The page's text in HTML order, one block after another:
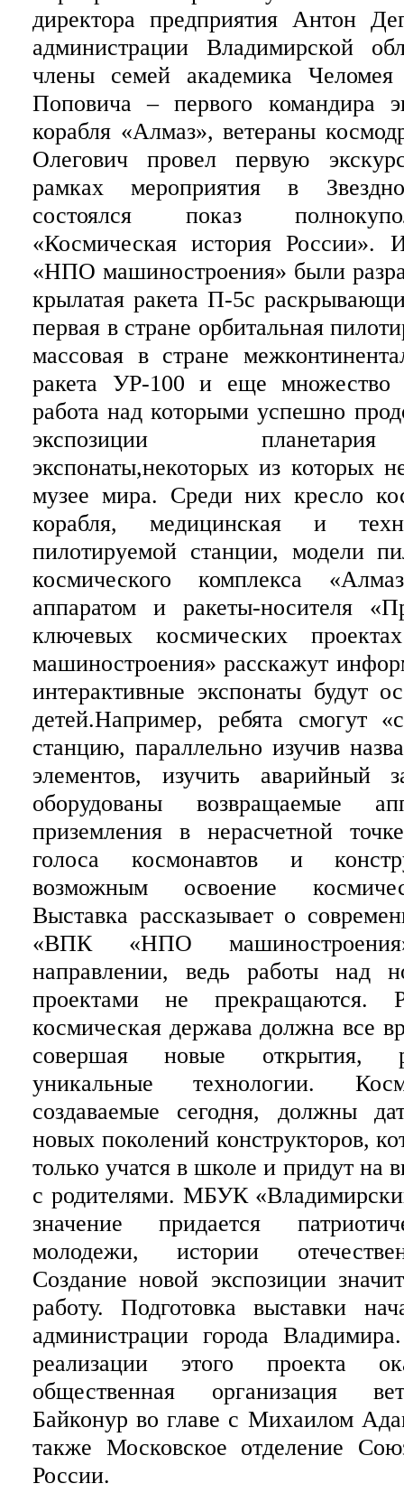
директора предприятия Антон
администрации Владимирской
члены семей академика
Поповича – первого командира
корабля «Алмаз», ветераны
Олегович провел первую
рамках мероприятия в
состоялся показ
«Космическая история
«НПО машиностроения» были
крылатая ракета П-5с
первая в стране орбитальная
массовая в стране
ракета УР-100 и еще множество
работа над которыми успешно
экспозиции
экспонаты,некоторых из которых
музее мира. Среди них кресло
корабля, медицинская и
пилотируемой станции, модели
космического комплекса
аппаратом и ракеты-носителя
ключевых космических
машиностроения» расскажут
интерактивные экспонаты будут
детей.Например, ребята смогут
станцию, параллельно изучив
элементов, изучить аварийный
оборудованы возвращаемые
приземления в нерасчетной
голоса космонавтов и
возможным освоение
Выставка рассказывает о
«ВПК «НПО
направлении, ведь работы над
проектами не прекращаются.
космическая держава должна все
совершая новые открытия,
уникальные технологии.
создаваемые сегодня, должны
новых поколений конструкторов,
только учатся в школе и придут на
с родителями. МБУК
значение придается
молодежи, истории
Создание новой экспозиции
работу. Подготовка выставки
администрации города
реализации этого проекта
общественная организация
Байконур во главе с Михаилом
также Московское отделение
России.